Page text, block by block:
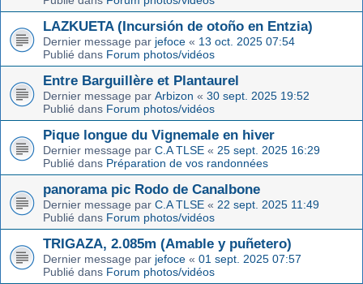
LAZKUETA (Incursión de otoño en Entzia)
Dernier message par jefoce « 13 oct. 2025 07:54
Publié dans Forum photos/vidéos
Entre Barguillère et Plantaurel
Dernier message par Arbizon « 30 sept. 2025 19:52
Publié dans Forum photos/vidéos
Pique longue du Vignemale en hiver
Dernier message par C.A TLSE « 25 sept. 2025 16:29
Publié dans Préparation de vos randonnées
panorama pic Rodo de Canalbone
Dernier message par C.A TLSE « 22 sept. 2025 11:49
Publié dans Forum photos/vidéos
TRIGAZA, 2.085m (Amable y puñetero)
Dernier message par jefoce « 01 sept. 2025 07:57
Publié dans Forum photos/vidéos